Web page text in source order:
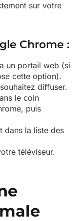
sur votre
Chrome :
un portail web (si
cette option).
diffuser.
le coin
puis
dans la liste des
téléviseur.